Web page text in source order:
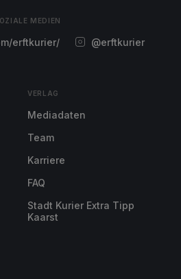
MEDIEN
erftkurier/ @erftkurier
VERLAG
Mediadaten
Team
Karriere
FAQ
Stadt Kurier Extra Tipp
Kaarst